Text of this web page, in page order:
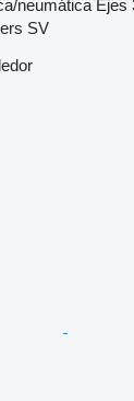
neumática Ejes
SV